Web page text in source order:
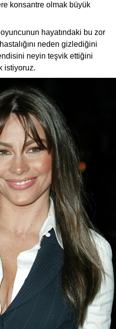
konsantre olmak büyük
hayatındaki bu zor
neden gizlediğini
neyin teşvik ettiğini
istiyoruz.